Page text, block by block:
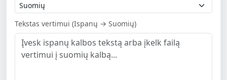
Tekstas vertimui (Ispanų → Suomių)